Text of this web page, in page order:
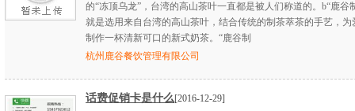
的“冻顶乌龙”，台湾的高山茶叶一直都是被人们称道的。b“鹿谷
就是选用来自台湾的高山茶叶，结合传统的制茶萃茶的手艺，为
制作一杯清新可口的新式奶茶。“鹿谷制
杭州鹿谷餐饮管理有限公司
话费促销卡是什么[2016-12-29]